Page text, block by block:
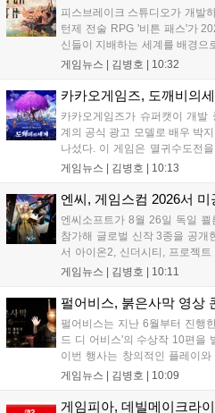
자에게 다양한 보상을 지급할 예
피스브레이크 스튜디오가 개발
턴제 전술 RPG '비튼 패스'가
신들이 지배하는 세계를 배경으
듀얼 잡 시스템이 특징입니다.
은 미정입니다....
게임뉴스 | 김병호 | 10:32
카카오게임즈, 도깨비의
카카오게임즈가 슈퍼캣이 개발
계의 공식 광고 모델로 배우 박
나섰다. 이 게임은 멸귀수도전
래픽이 특징이다. 오는 8월 사전
즈는 박지훈의 이미지를 활용
게임뉴스 | 김병호 | 10:13
엔씨, 게임스컴 2026서
엔씨소프트가 8월 26일 독일
참가해 글로벌 신작 3종을 공개
서 아이온2, 신더시티, 프로젝
이틀이 발표될 예정이다. 특히
베일을 벗는다. 또한 북미 스튜
통해 전 세계 이용자와의 접점
극대화할 계획이다....
게임뉴스 | 김병호 | 10:11
펄어비스, 붉은사막 영상
펄어비스는 지난 6월부터 진행
드 디 어비스'의 수상작 10편을
이번 행사는 창의적인 플레이와
수상자들에게는 펄어비스 사옥
인공 클리프의 여정을 담은 액션
게임뉴스 | 김병호 | 10:09
게임피아, 데빌메이크라